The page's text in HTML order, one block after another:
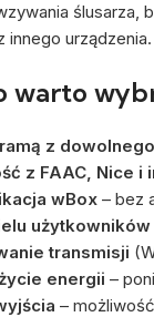
ślusarza,
innego urządzenia.
warto
z
z FAAC, Nice i
wBox – bez
użytkowników
transmisji
energii –
–